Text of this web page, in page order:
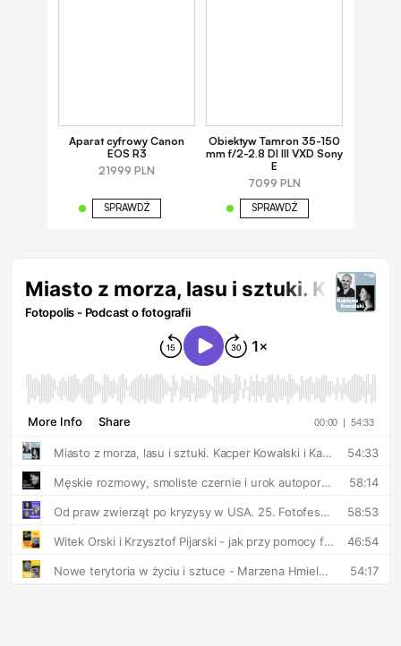
Aparat cyfrowy Canon
EOS R3
21999 PLN
SPRAWDŹ
Obiektyw Tamron 35-150
mm f/2-2.8 DI III VXD Sony
E
7099 PLN
SPRAWDŹ